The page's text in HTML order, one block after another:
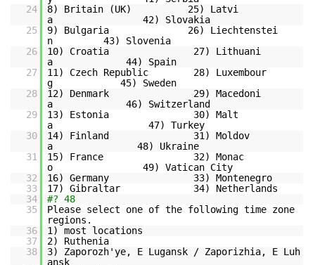
24
8) Britain (UK) 25) Latvi
a 42) Slovakia
25
9) Bulgaria 26) Liechtenstei
n 43) Slovenia
26
10) Croatia 27) Lithuani
a 44) Spain
27
11) Czech Republic 28) Luxembour
g 45) Sweden
28
12) Denmark 29) Macedoni
a 46) Switzerland
29
13) Estonia 30) Malt
a 47) Turkey
30
14) Finland 31) Moldov
a 48) Ukraine
31
15) France 32) Monac
o 49) Vatican City
32
16) Germany 33) Montenegro
33
17) Gibraltar 34) Netherlands
34
#? 48
35
Please select one of the following time zone
regions.
36
1) most locations
37
2) Ruthenia
38
3) Zaporozh'ye, E Lugansk / Zaporizhia, E Luh
ansk